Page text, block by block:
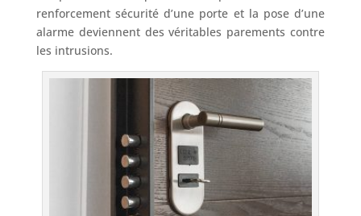
renforcement sécurité d’une porte et la pose d’une
alarme deviennent des véritables parements contre
les intrusions.